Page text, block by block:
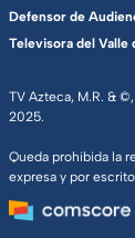
TV Azteca, M.R. &
2025.
Queda prohibida la
expresa y por
Defensor de
Televisora del Valle